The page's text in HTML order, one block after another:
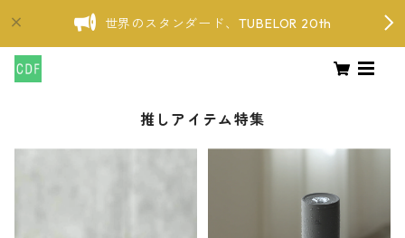
世界のスタンダード、TUBELOR 20th
推しアイテム特集